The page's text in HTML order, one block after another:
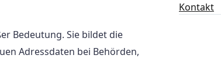
Bedeutung. Sie bildet die
Adressdaten bei Behörden,
Kontakt